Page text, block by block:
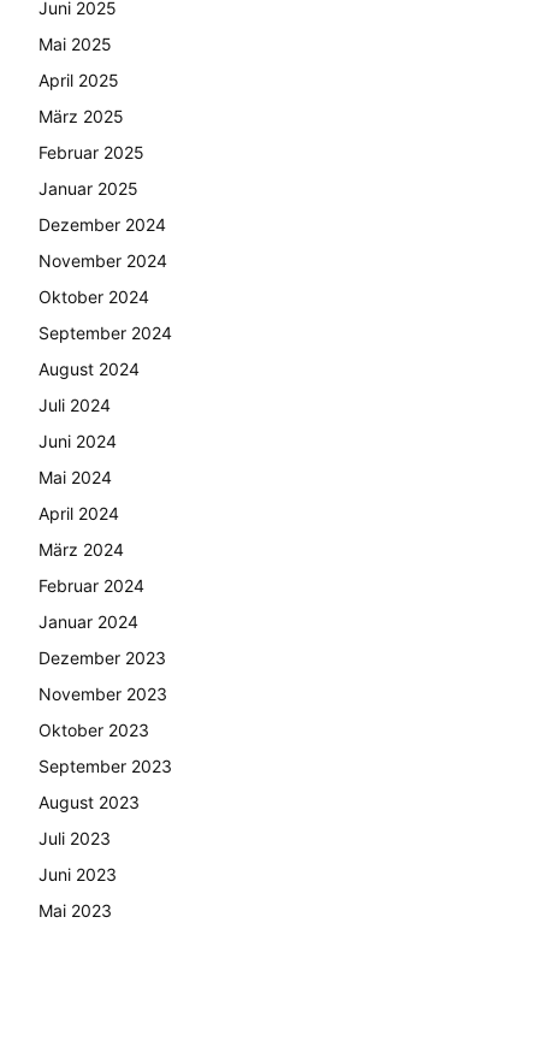
Juni 2025
Mai 2025
April 2025
März 2025
Februar 2025
Januar 2025
Dezember 2024
November 2024
Oktober 2024
September 2024
August 2024
Juli 2024
Juni 2024
Mai 2024
April 2024
März 2024
Februar 2024
Januar 2024
Dezember 2023
November 2023
Oktober 2023
September 2023
August 2023
Juli 2023
Juni 2023
Mai 2023